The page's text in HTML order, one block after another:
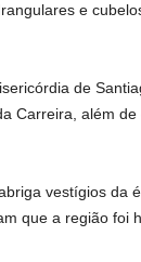
e
de
Carreira, além
vestígios da
que a região foi